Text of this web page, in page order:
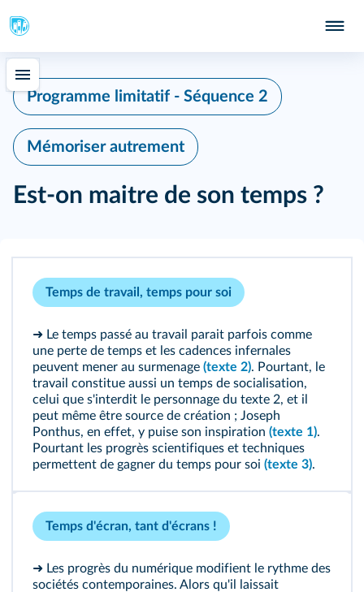
Programme limitatif - Séquence 2
Mémoriser autrement
Est-on maitre de son temps ?
Temps de travail, temps pour soi
➜ Le temps passé au travail parait parfois comme
une perte de temps et les cadences infernales
peuvent mener au surmenage (texte 2). Pourtant, le
travail constitue aussi un temps de socialisation,
celui que s'interdit le personnage du texte 2, et il
peut même être source de création ; Joseph
Ponthus, en effet, y puise son inspiration (texte 1).
Pourtant les progrès scientifiques et techniques
permettent de gagner du temps pour soi (texte 3).
Temps d'écran, tant d'écrans !
➜ Les progrès du numérique modifient le rythme des
sociétés contemporaines. Alors qu'il laissait